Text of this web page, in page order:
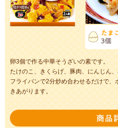
卵3個で作る中華そうざいの素です。
たけのこ、きくらげ、豚肉、にんじん
フライパンで2分炒め合わせるだけで
きあがります。